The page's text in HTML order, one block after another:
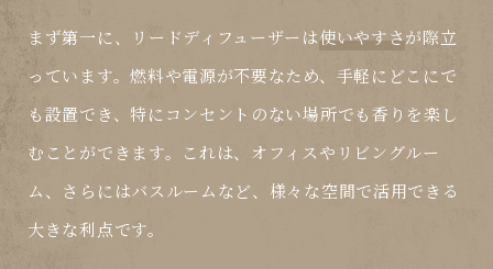
まず第一に、リードディフューザーは使いやすさが際立
っています。燃料や電源が不要なため、手軽にどこにで
も設置でき、特にコンセントのない場所でも香りを楽し
むことができます。これは、オフィスやリビングルー
ム、さらにはバスルームなど、様々な空間で活用できる
大きな利点です。